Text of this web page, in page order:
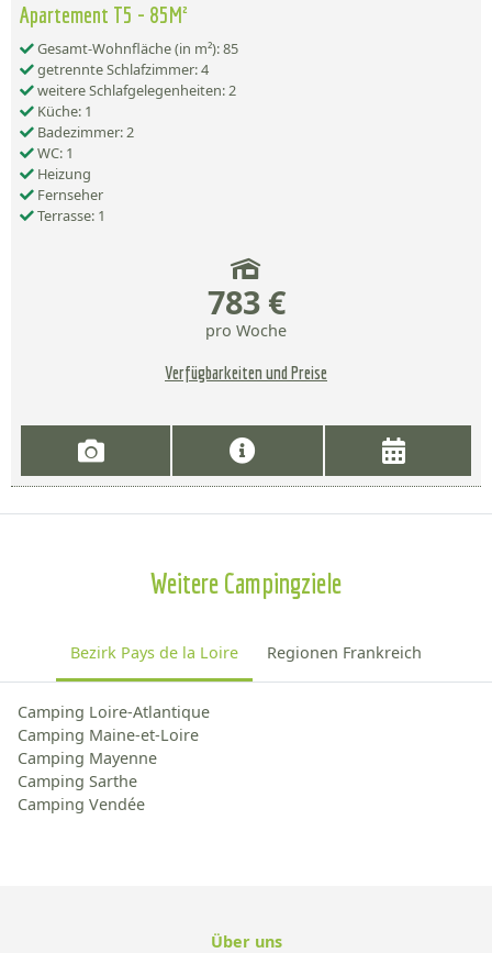
Apartement T5 - 85M²
Gesamt-Wohnfläche (in m²): 85
getrennte Schlafzimmer: 4
weitere Schlafgelegenheiten: 2
Küche: 1
Badezimmer: 2
WC: 1
Heizung
Fernseher
Terrasse: 1
783 €
pro Woche
Verfügbarkeiten und Preise
Weitere Campingziele
Bezirk Pays de la Loire Regionen Frankreich
Camping Loire-Atlantique
Camping Maine-et-Loire
Camping Mayenne
Camping Sarthe
Camping Vendée
Über uns